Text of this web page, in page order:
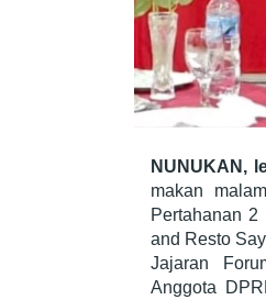
NUNUKAN,
makan
Pertahanan
and Resto
Jajaran
Anggota